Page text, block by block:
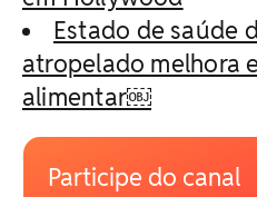
Estado de saúde
atropelado melhora
alimentar￼
Participe do canal